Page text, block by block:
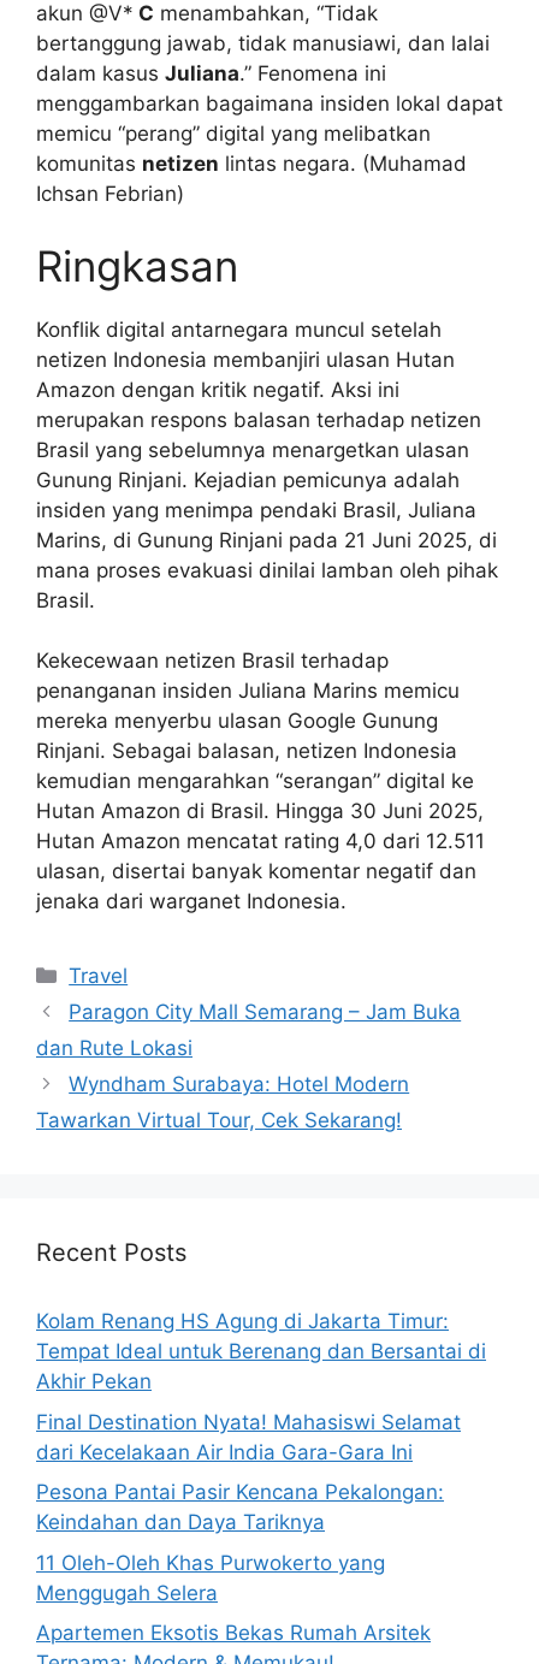
akun @V* C menambahkan, “Tidak
bertanggung jawab, tidak manusiawi, dan lalai
dalam kasus Juliana.” Fenomena ini
menggambarkan bagaimana insiden lokal dapat
memicu “perang” digital yang melibatkan
komunitas netizen lintas negara. (Muhamad
Ichsan Febrian)
Ringkasan
Konflik digital antarnegara muncul setelah
netizen Indonesia membanjiri ulasan Hutan
Amazon dengan kritik negatif. Aksi ini
merupakan respons balasan terhadap netizen
Brasil yang sebelumnya menargetkan ulasan
Gunung Rinjani. Kejadian pemicunya adalah
insiden yang menimpa pendaki Brasil, Juliana
Marins, di Gunung Rinjani pada 21 Juni 2025, di
mana proses evakuasi dinilai lamban oleh pihak
Brasil.
Kekecewaan netizen Brasil terhadap
penanganan insiden Juliana Marins memicu
mereka menyerbu ulasan Google Gunung
Rinjani. Sebagai balasan, netizen Indonesia
kemudian mengarahkan “serangan” digital ke
Hutan Amazon di Brasil. Hingga 30 Juni 2025,
Hutan Amazon mencatat rating 4,0 dari 12.511
ulasan, disertai banyak komentar negatif dan
jenaka dari warganet Indonesia.
Categories
Travel
Paragon City Mall Semarang – Jam Buka
dan Rute Lokasi
Wyndham Surabaya: Hotel Modern
Tawarkan Virtual Tour, Cek Sekarang!
Recent Posts
Kolam Renang HS Agung di Jakarta Timur:
Tempat Ideal untuk Berenang dan Bersantai di
Akhir Pekan
Final Destination Nyata! Mahasiswi Selamat
dari Kecelakaan Air India Gara-Gara Ini
Pesona Pantai Pasir Kencana Pekalongan:
Keindahan dan Daya Tariknya
11 Oleh-Oleh Khas Purwokerto yang
Menggugah Selera
Apartemen Eksotis Bekas Rumah Arsitek